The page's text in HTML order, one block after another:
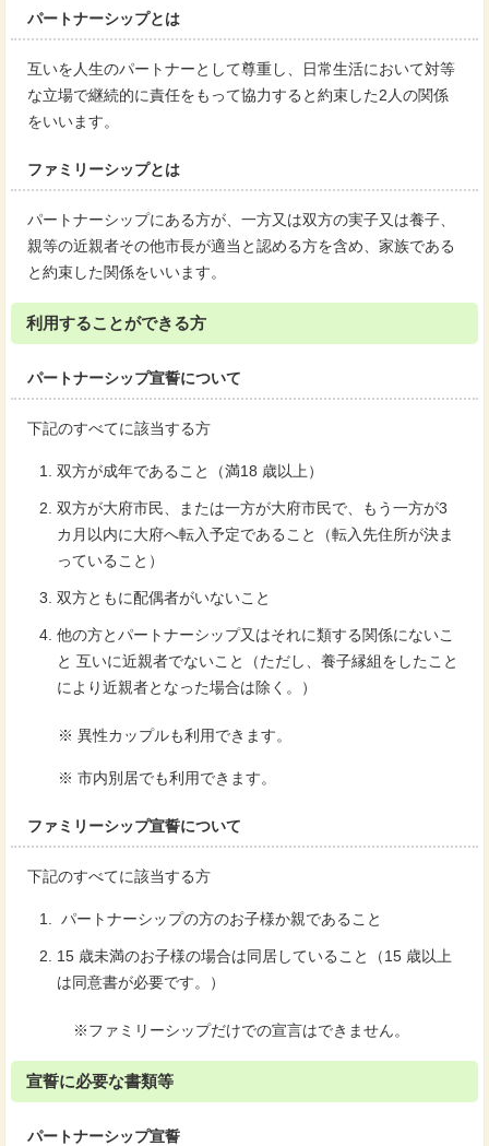
パートナーシップとは
互いを人生のパートナーとして尊重し、日常生活において対等
な立場で継続的に責任をもって協力すると約束した2人の関係
をいいます。
ファミリーシップとは
パートナーシップにある方が、一方又は双方の実子又は養子、
親等の近親者その他市長が適当と認める方を含め、家族である
と約束した関係をいいます。
利用することができる方
パートナーシップ宣誓について
下記のすべてに該当する方
双方が成年であること（満18 歳以上）
双方が大府市民、または一方が大府市民で、もう一方が3
カ月以内に大府へ転入予定であること（転入先住所が決ま
っていること）
双方ともに配偶者がいないこと
他の方とパートナーシップ又はそれに類する関係にないこ
と 互いに近親者でないこと（ただし、養子縁組をしたこと
により近親者となった場合は除く。）
※ 異性カップルも利用できます。
※ 市内別居でも利用できます。
ファミリーシップ宣誓について
下記のすべてに該当する方
パートナーシップの方のお子様か親であること
15 歳未満のお子様の場合は同居していること（15 歳以上
は同意書が必要です。）
※ファミリーシップだけでの宣言はできません。
宣誓に必要な書類等
パートナーシップ宣誓